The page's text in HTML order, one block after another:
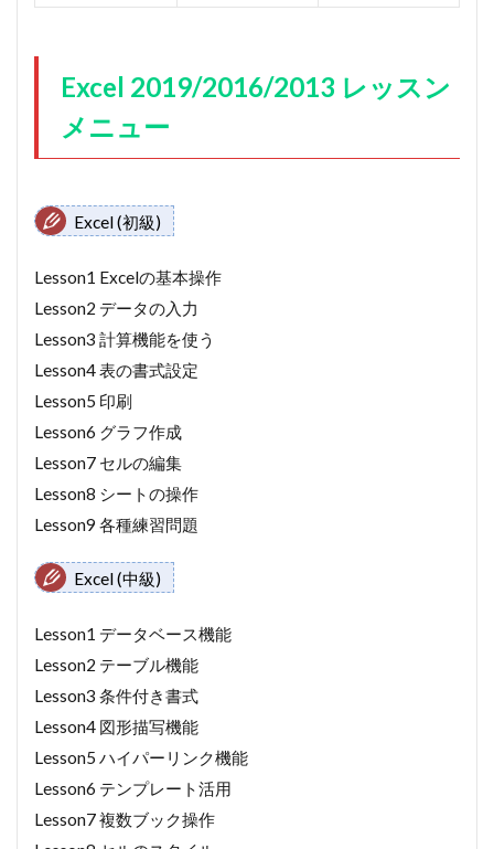
Excel 2019/2016/2013 レッスン
メニュー
Excel (初級)
Lesson1 Excelの基本操作
Lesson2 データの入力
Lesson3 計算機能を使う
Lesson4 表の書式設定
Lesson5 印刷
Lesson6 グラフ作成
Lesson7 セルの編集
Lesson8 シートの操作
Lesson9 各種練習問題
Excel (中級)
Lesson1 データベース機能
Lesson2 テーブル機能
Lesson3 条件付き書式
Lesson4 図形描写機能
Lesson5 ハイパーリンク機能
Lesson6 テンプレート活用
Lesson7 複数ブック操作